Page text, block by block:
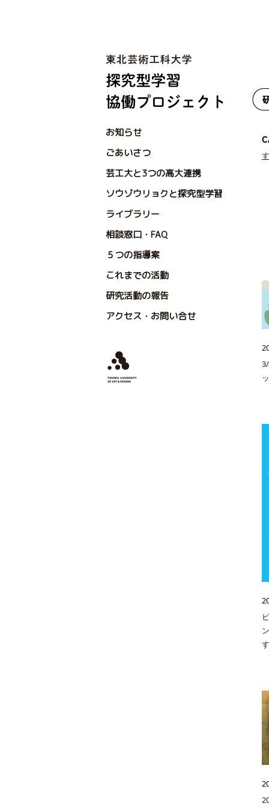
お知らせ
ごあいさつ
芸工大と3つの高大連携
ソウゾウリョクと探究型学習
ライブラリー
相談窓口・FAQ
５つの指導案
これまでの活動
研究活動の報告
アクセス・お問い合せ